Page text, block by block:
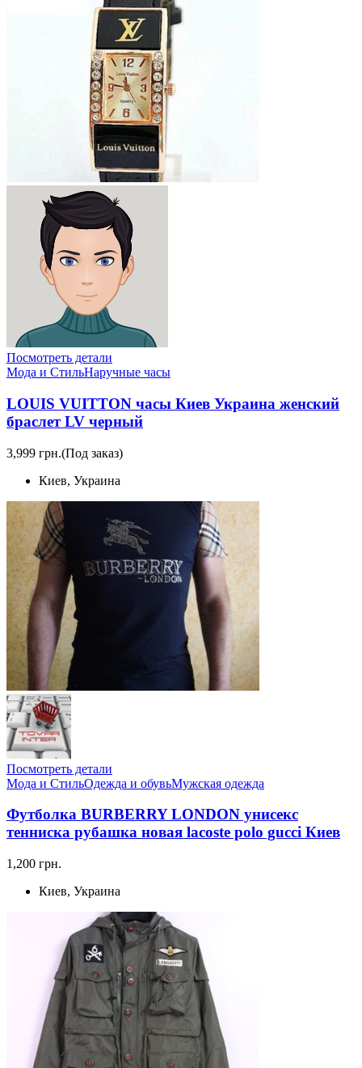
Посмотреть детали
Мода и СтильНаручные часы
LOUIS VUITTON часы Киев Украина женский
браслет LV черный
3,999 грн.(Под заказ)
Киев, Украина
Посмотреть детали
Мода и СтильОдежда и обувьМужская одежда
Футболка BURBERRY LONDON унисекс
тенниска рубашка новая lacoste polo gucci Киев
1,200 грн.
Киев, Украина